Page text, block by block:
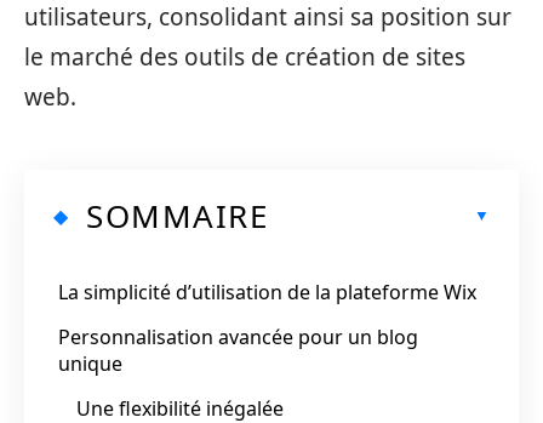
utilisateurs, consolidant ainsi sa position sur
le marché des outils de création de sites
web.
SOMMAIRE
La simplicité d’utilisation de la plateforme Wix
Personnalisation avancée pour un blog
unique
Une flexibilité inégalée